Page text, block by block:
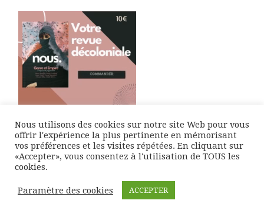
© 2021 QG Décolonial |Politique des cookies
Nous utilisons des cookies sur notre site Web pour vous
offrir l'expérience la plus pertinente en mémorisant
vos préférences et les visites répétées. En cliquant sur
«Accepter», vous consentez à l'utilisation de TOUS les
cookies.
Paramètre des cookies ACCEPTER